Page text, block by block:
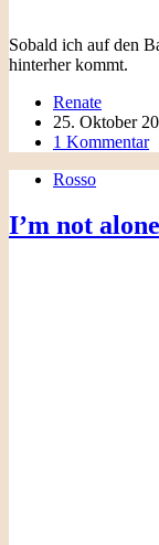
Sobald ich auf den
hinterher kommt.
Renate
25. Oktober
1 Kommentar
Rosso
I’m not